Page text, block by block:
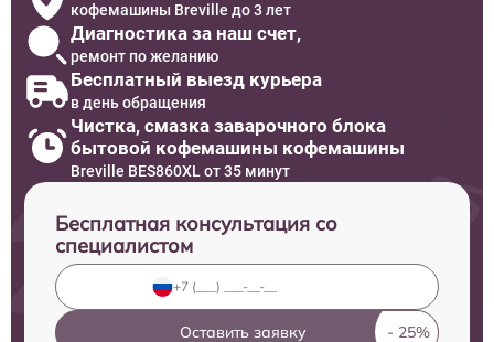
кофемашины Breville до 3 лет
Диагностика за наш счет,
ремонт по желанию
Бесплатный выезд курьера
в день обращения
Чистка, смазка заварочного блока
бытовой кофемашины кофемашины
Breville BES860XL от 35 минут
Бесплатная консультация со
специалистом
Оставить заявку